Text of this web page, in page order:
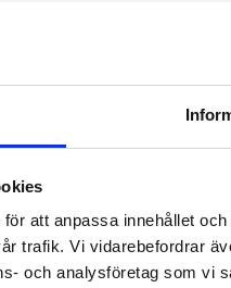
att anpassa innehållet
trafik. Vi vidarebefordrar
och analysföretag som vi
rundstrålande UHF-
och optimerad för
IoT-applikationer,
450MHz-bandet i